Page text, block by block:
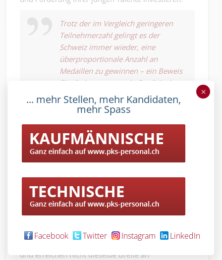
Trotz der im Vergleich geringeren
Teilnehmerzahl gelingt es der
Schweiz immer wieder, eine
überproportionale Anzahl an
Medaillen zu gewinnen – ein Beweis
für die herausragende Qualität des
Schweizer Ausbildungssystems.
(Bildquelle: www.swiss-skills.ch)
internationalen Vergleich stellen auch Länder wie
Russland und Brasilien starke Teams, doch sie
fokussieren sich oft auf spezifische Berufsfelder
und erreichen nicht dieselbe Breite an
... mehr Stellen, mehr Kandidaten,
mehr Spass
Facebook Twitter Instagram LinkedIn
×